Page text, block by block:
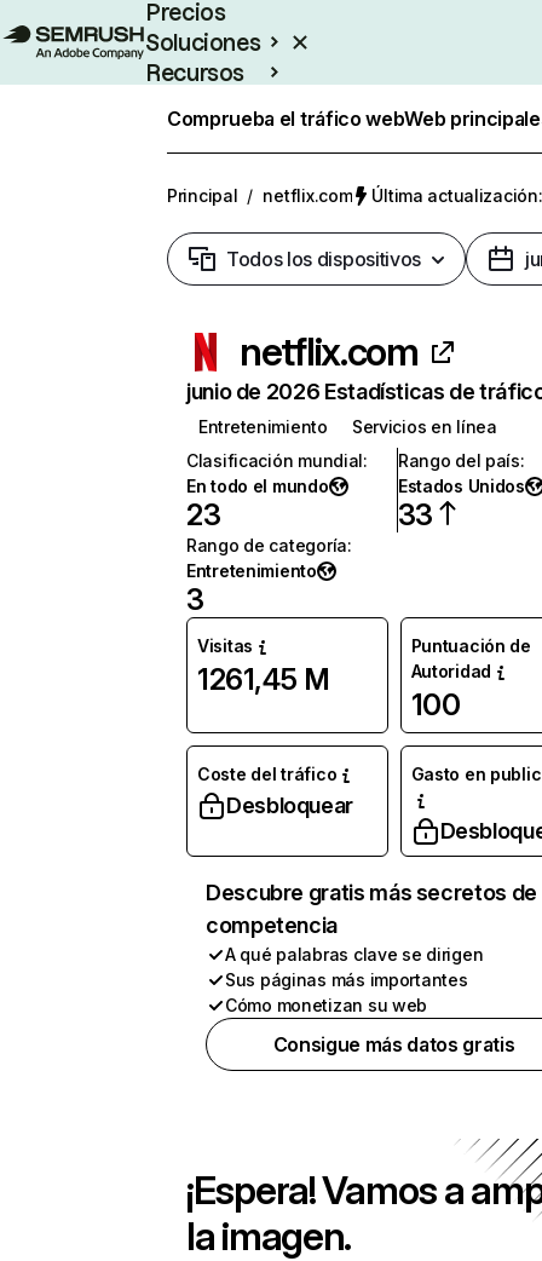
Precios
Soluciones
Recursos
Comprueba el tráfico webWeb
Principal / netflix.com Última
Todos los dispositivos
netflix.com
junio de 2026 Estadísticas de
Entretenimiento
Servicios en línea
Clasificación mundial:
En todo el mundo
23
Rango del país:
Estados Unidos
33
Rango de categoría:
Entretenimiento
3
Visitas
1261,45 M
Puntuación de
Autoridad
100
Coste del tráfico
Desbloquear
Gasto en
Descubre gratis más secretos de
competencia
A qué palabras clave se dirigen
Sus páginas más importantes
Cómo monetizan su web
Consigue más datos gratis
¡Espera! Vamos a
la imagen.